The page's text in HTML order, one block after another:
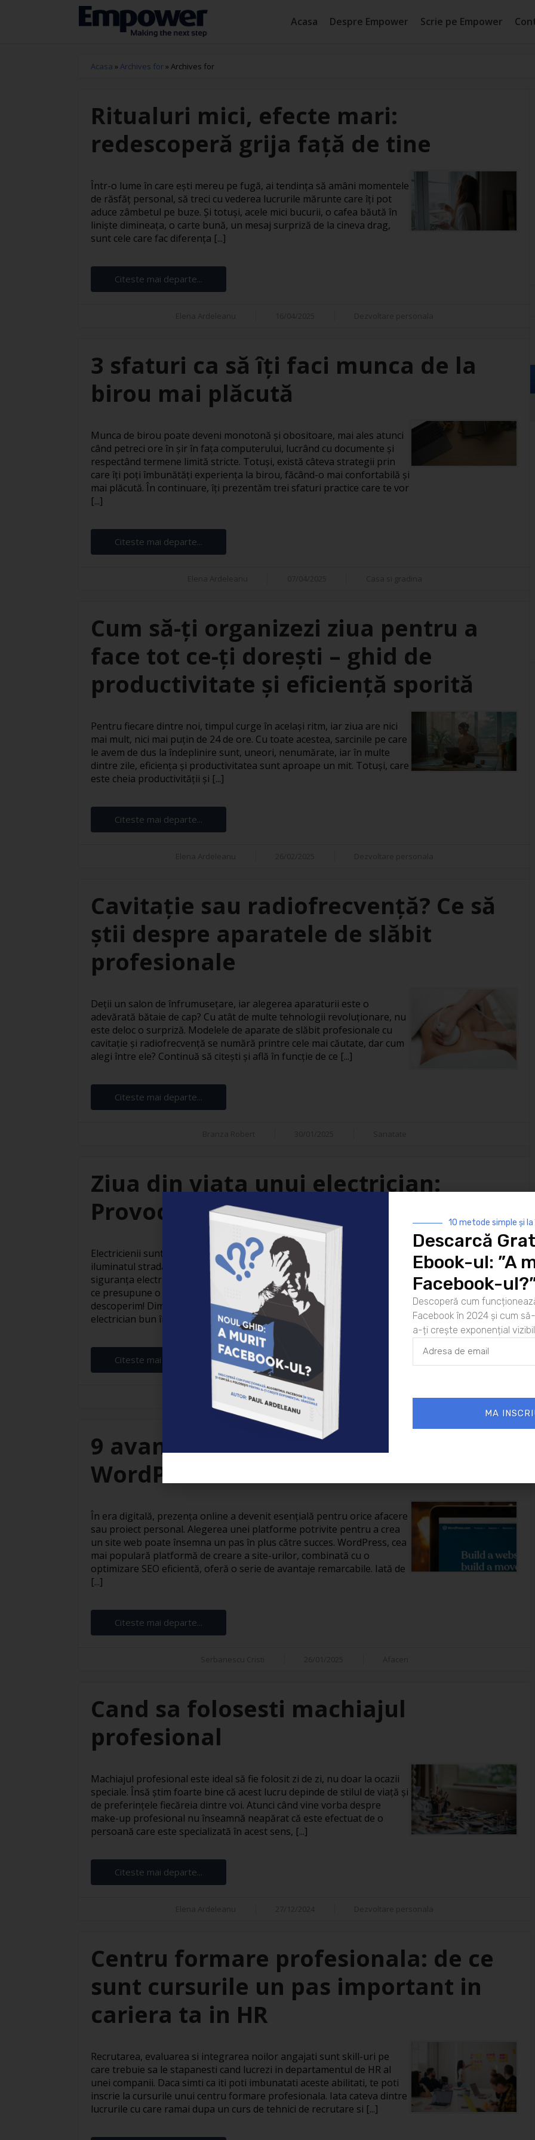
Acasa Despre Empower Scrie pe Empower
Acasa » Archives for» Archives for
Ritualuri mici, efecte mari:
redescoperă grija față de tine
Într-o lume în care ești mereu pe fugă, ai tendința să amâni momentele
de răsfăț personal, să treci cu vederea lucrurile mărunte care îți pot
aduce zâmbetul pe buze. Și totuși, acele mici bucurii, o cafea băută în
liniște dimineața, o carte bună, un mesaj surpriză de la cineva drag,
sunt cele care fac diferența [...]
Citeste mai departe...
3 sfaturi ca să îți faci munca de la
birou mai plăcută
Munca de birou poate deveni monotonă și obositoare, mai ales atunci
când petreci ore în șir în fața computerului, lucrând cu documente și
respectând termene limită stricte. Totuși, există câteva strategii prin
care îți poți îmbunătăți experiența la birou, făcând-o mai confortabilă și
mai plăcută. În continuare, îți prezentăm trei sfaturi practice care te vor
[...]
Citeste mai departe...
Cum să-ți organizezi ziua pentru a
face tot ce-ți dorești – ghid de
productivitate și eficiență sporită
Pentru fiecare dintre noi, timpul curge în același ritm, iar ziua are nici
mai mult, nici mai puțin de 24 de ore. Cu toate acestea, sarcinile pe care
le avem de dus la îndeplinire sunt, uneori, nenumărate, iar în multe
dintre zile, eficiența și productivitatea sunt aproape un mit. Totuși, care
este cheia productivității și [...]
Citeste mai departe...
Cavitație sau radiofrecvență? Ce să
știi despre aparatele de slăbit
profesionale
Deții un salon de înfrumusețare, iar alegerea aparaturii este o
adevărată bătaie de cap? Cu atât de multe tehnologii revoluționare, nu
este deloc o surpriză. Modelele de aparate de slăbit profesionale cu
cavitație și radiofrecvență se numără printre cele mai căutate, dar cum
alegi între ele? Continuă să citești și află în funcție de ce [...]
Citeste mai departe...
Ziua din viața unui electrician:
Provocări și satisfacții
Electricienii sunt adevărați eroi invizibili ai vieții moderne. De la
iluminatul stradal care face orașele să strălucească noaptea până la
siguranța electrică din locuințe, activitatea lor este indispensabilă. Dar
ce presupune o zi obișnuită din viața unui electrician? Hai să
descoperim! Dimineața devreme: Pregătirea pentru zi Ziua unui
electrician bun începe devreme. Cu o ceașcă [...]
Citeste mai departe...
Elena Ardeleanu 26/01/2025
9 avantaje ale creării unui site în
WordPress
În era digitală, prezența online a devenit esențială pentru orice afacere
sau proiect personal. Alegerea unei platforme potrivite pentru a crea
un site web poate însemna un pas în plus către succes. WordPress, cea
mai populară platformă de creare a site-urilor, combinată cu o
optimizare SEO eficientă, oferă o serie de avantaje remarcabile. Iată de
[...]
Citeste mai departe...
Cand sa folosesti machiajul
profesional
Machiajul profesional este ideal să fie folosit zi de zi, nu doar la ocazii
speciale. Însă știm foarte bine că acest lucru depinde de stilul de viață și
de preferințele fiecăreia dintre voi. Atunci când vine vorba despre
make-up profesional nu înseamnă neapărat că este efectuat de o
persoană care este specializată în acest sens, [...]
Citeste mai departe...
Centru formare profesionala: de ce
sunt cursurile un pas important in
cariera ta in HR
Recrutarea, evaluarea si integrarea noilor angajati sunt skill-uri pe
care trebuie sa le stapanesti cand lucrezi in departamentul de HR al
unei companii. Daca simti ca iti poti imbunatati aceste abilitati, te poti
inscrie la cursurile unui centru formare profesionala. Iata cateva dintre
lucrurile cu care ramai dupa un curs de tehnici de recrutare si [...]
10 metode simple și
Descarcă
Ebook-ul: ”A
Facebook-
Descoperă cum
Facebook în 2024 și cum
a-ți crește exponențial
MA